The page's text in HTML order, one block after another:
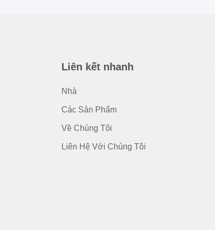
Liên kết nhanh
Nhà
Các Sản Phẩm
Về Chúng Tôi
Liên Hệ Với Chúng Tôi